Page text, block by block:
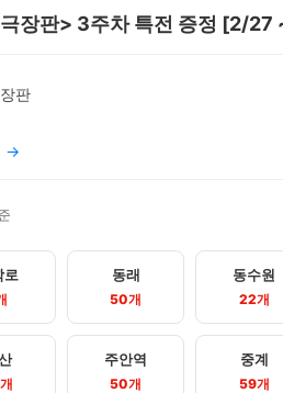
장판> 3주차 특전 증정 [2/
판
→
로 동래
50개
동수원
22개
주안역
50개
중계
59개